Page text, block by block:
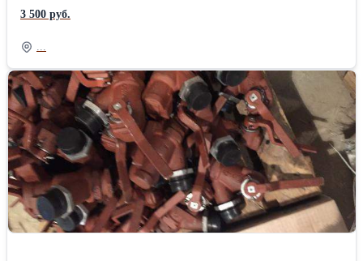
ZX 1.6 Peugeot 405 1.6 Двигатель: XU5JP Для справок:
1929 AS1929 G71929 K11929 Z896 111 538 8096 194 676 8096 214
773 8096 245 379 8096 263 145 80
3 500 руб.